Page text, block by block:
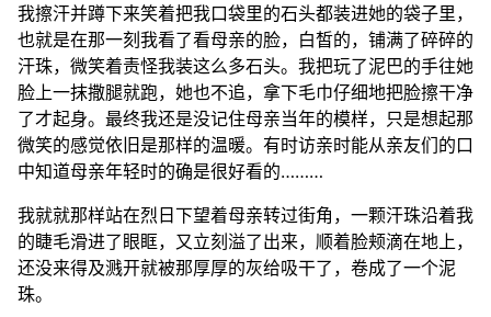
我擦汗并蹲下来笑着把我口袋里的石头都装进她的袋子里，
也就是在那一刻我看了看母亲的脸，白皙的，铺满了碎碎的
汗珠，微笑着责怪我装这么多石头。我把玩了泥巴的手往她
脸上一抹撒腿就跑，她也不追，拿下毛巾仔细地把脸擦干净
了才起身。最终我还是没记住母亲当年的模样，只是想起那
微笑的感觉依旧是那样的温暖。有时访亲时能从亲友们的口
中知道母亲年轻时的确是很好看的………
我就就那样站在烈日下望着母亲转过街角，一颗汗珠沿着我
的睫毛滑进了眼眶，又立刻溢了出来，顺着脸颊滴在地上，
还没来得及溅开就被那厚厚的灰给吸干了，卷成了一个泥
珠。